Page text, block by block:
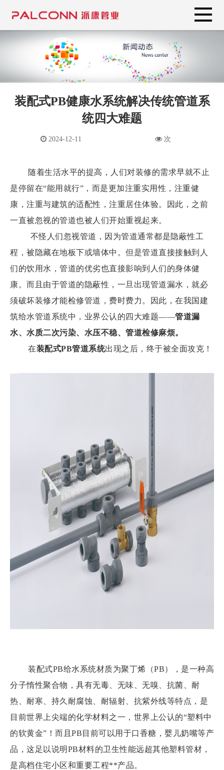
装配式PB健康水系统解决传统管道系
统四大难题
2024-12-11 次
随着生活水平的提高，人们对装修的需求早就不止
是停留在“能用就行”，而是更加注重实用性，注重健
康，注重与建筑的适配性，注重居住体验。因此，之前
一直被忽视的管道也被人们开始重视起来。
不怪人们忽视管道，因为管道通常都是隐蔽性工
程，被隐藏在地板下或墙体中。但是管道直接接触到人
们的饮用水，管道的优劣也直接影响到人们的身体健
康。而且由于管道的隐蔽性，一旦出现管道漏水，就必
须破坏装修才能检修管道，费时费力。因此，在我国建
筑给水管道系统中，业界公认的四大难题——管道漏
水、水质二次污染、水压不稳、管道检修麻烦。
在装配式PB管道系统出现之后，终于被全面攻克！
装配式PB给水系统材质为聚丁烯（PB），是一种高
分子惰性聚合物，具有无毒、无味、无嗅、抗菌、耐
热、耐寒、持久耐腐蚀、耐辐射、抗紫外线等特点，是
目前世界上尖端的化学材料之一，世界上公认的“塑料中
的软黄金”！而且PB目前可以用于口香糖，婴儿奶嘴等产
品，这足以说明PB材料的卫生性能远超其他塑料管材，
是高档住宅小区和重要工程**产品。